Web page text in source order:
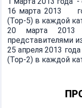
16 марта 2013
(Тор-5) в каждой
20 марта
представителями
25 апреля 2013
(Тор-2) в каждой